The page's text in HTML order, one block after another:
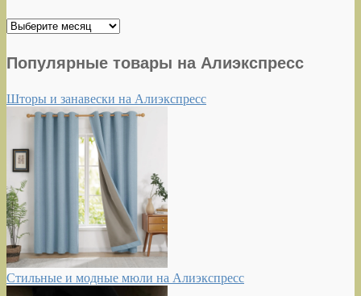
Архивы
Популярные товары на Алиэкспресс
Шторы и занавески на Алиэкспресс
Стильные и модные мюли на Алиэкспресс